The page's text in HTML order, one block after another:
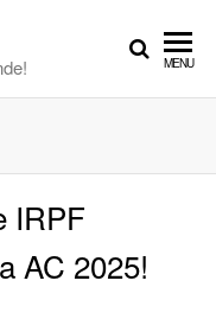
MENU
IRPF
AC 2025!